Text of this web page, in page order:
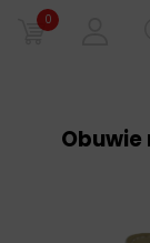
0
Obuwie